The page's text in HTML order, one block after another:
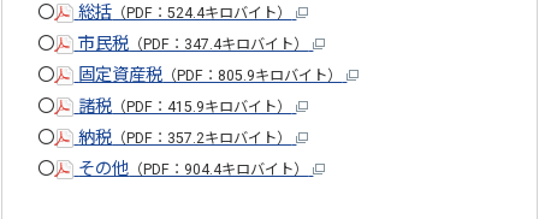
〇 総括 （PDF：524.4キロバイト）
〇 市民税 （PDF：347.4キロバイト）
〇 固定資産税 （PDF：805.9キロバイト）
〇 諸税 （PDF：415.9キロバイト）
〇 納税 （PDF：357.2キロバイト）
〇 その他 （PDF：904.4キロバイト）